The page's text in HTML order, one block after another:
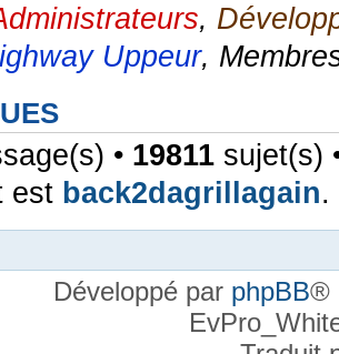
,
Uppeur,
• 19811 sujet(s)
est back2dagrillagain.
Développé par phpBB®